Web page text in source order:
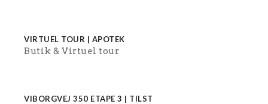
VIRTUEL TOUR | APOTEK
Butik Virtuel tour
VIBORGVEJ 350 ETAPE 3 | TILST